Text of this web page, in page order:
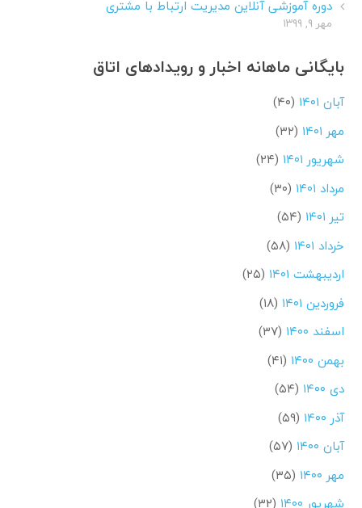
دوره آموزشی آنلاین مدیریت ارتباط با مشتری
مهر ۹, ۱۳۹۹
بایگانی ماهانه اخبار و رویدادهای اتاق
آبان ۱۴۰۱
(۴۰)
مهر ۱۴۰۱
(۳۲)
شهریور ۱۴۰۱
(۲۴)
مرداد ۱۴۰۱
(۳۰)
تیر ۱۴۰۱
(۵۴)
خرداد ۱۴۰۱
(۵۸)
اردیبهشت ۱۴۰۱
(۲۵)
فروردین ۱۴۰۱
(۱۸)
اسفند ۱۴۰۰
(۳۷)
بهمن ۱۴۰۰
(۴۱)
دی ۱۴۰۰
(۵۴)
آذر ۱۴۰۰
(۵۹)
آبان ۱۴۰۰
(۵۷)
مهر ۱۴۰۰
(۳۵)
شهریور ۱۴۰۰
(۳۲)